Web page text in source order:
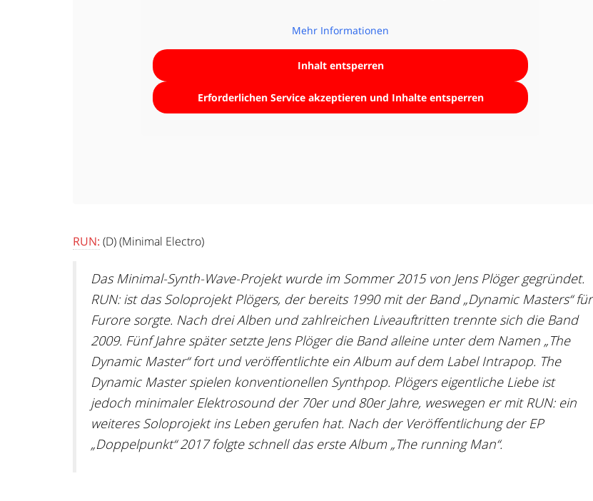
Mehr Informationen
Inhalt entsperren
Erforderlichen Service akzeptieren und Inhalte entsperren
RUN: (D) (Minimal Electro)
Das Minimal-Synth-Wave-Projekt wurde im Sommer 2015 von Jens Plöger gegründet.
RUN: ist das Soloprojekt Plögers, der bereits 1990 mit der Band „Dynamic Masters“ für
Furore sorgte. Nach drei Alben und zahlreichen Liveauftritten trennte sich die Band
2009. Fünf Jahre später setzte Jens Plöger die Band alleine unter dem Namen „The
Dynamic Master“ fort und veröffentlichte ein Album auf dem Label Intrapop. The
Dynamic Master spielen konventionellen Synthpop. Plögers eigentliche Liebe ist
jedoch minimaler Elektrosound der 70er und 80er Jahre, weswegen er mit RUN: ein
weiteres Soloprojekt ins Leben gerufen hat. Nach der Veröffentlichung der EP
„Doppelpunkt“ 2017 folgte schnell das erste Album „The running Man“.